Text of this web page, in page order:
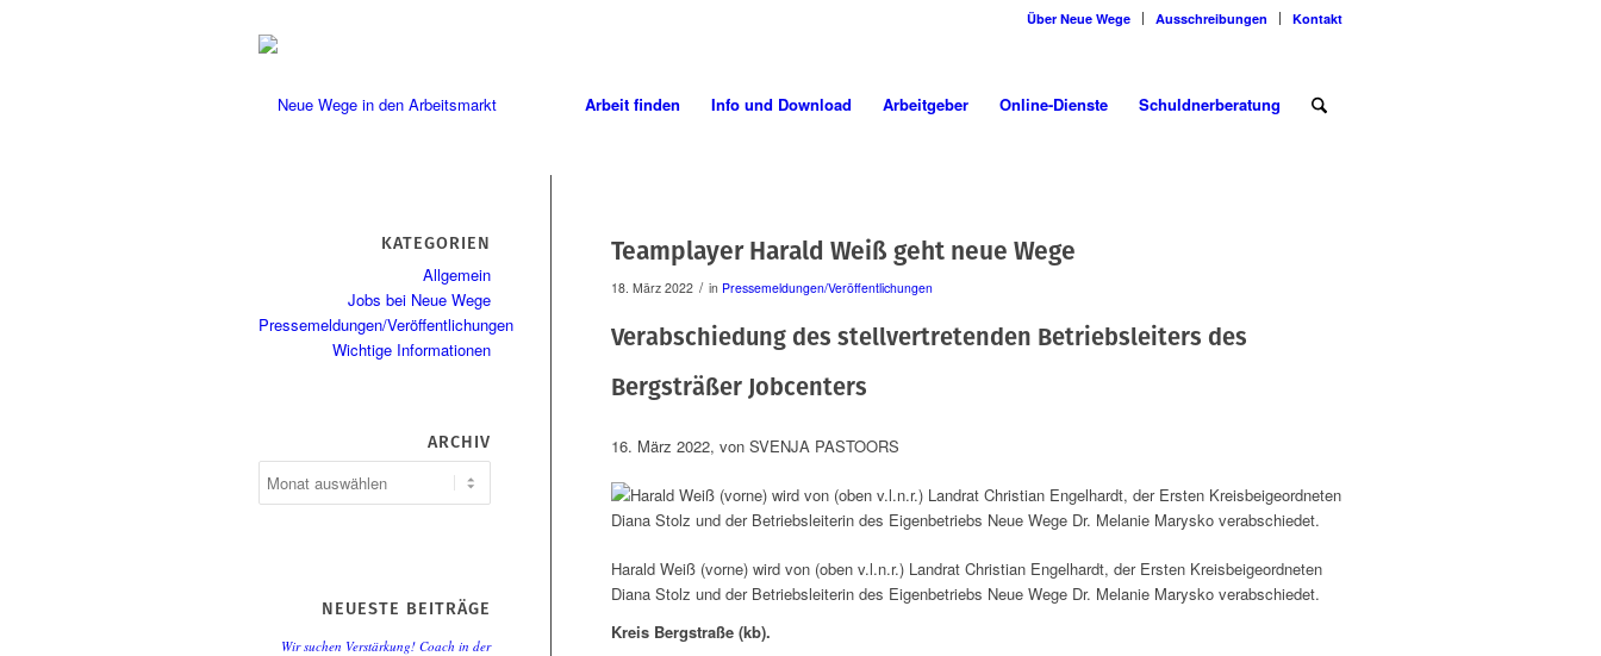
Über Neue Wege Ausschreibungen Kontakt
Arbeit finden Info und Download Arbeitgeber Online-Dienste Schuldnerberatung
Teamplayer Harald Weiß geht neue Wege
18. März 2022 / in Pressemeldungen/Veröffentlichungen
Verabschiedung des stellvertretenden Betriebsleiters des
Bergsträßer Jobcenters
16. März 2022, vonSVENJA PASTOORS
Harald Weiß (vorne) wird von (oben v.l.n.r.) Landrat Christian Engelhardt, der Ersten Kreisbeigeordneten
Diana Stolz und der Betriebsleiterin des Eigenbetriebs Neue Wege Dr. Melanie Marysko verabschiedet.
Kreis Bergstraße (kb).
KATEGORIEN
Allgemein
Jobs bei Neue Wege
Pressemeldungen/Veröffentlichungen
Wichtige Informationen
ARCHIV
NEUESTE BEITRÄGE
Wir suchen Verstärkung! Coach in der